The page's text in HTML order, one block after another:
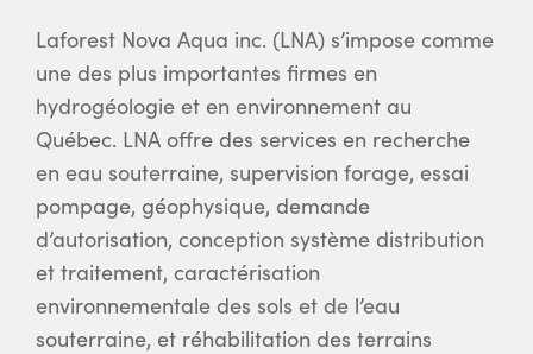
Laforest Nova Aqua inc. (LNA) s’impose comme
une des plus importantes firmes en
hydrogéologie et en environnement au
Québec. LNA offre des services en recherche
en eau souterraine, supervision forage, essai
pompage, géophysique, demande
d’autorisation, conception système distribution
et traitement, caractérisation
environnementale des sols et de l’eau
souterraine, et réhabilitation des terrains